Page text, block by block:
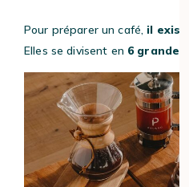
Pour préparer un café, il
Elles se divisent en 6 grandes